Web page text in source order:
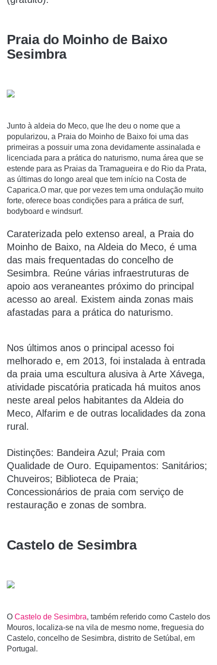
Praia do Moinho de Baixo
Sesimbra
Junto à aldeia do Meco, que lhe deu o nome que a
popularizou, a Praia do Moinho de Baixo foi uma das
primeiras a possuir uma zona devidamente assinalada e
licenciada para a prática do naturismo, numa área que se
estende para as Praias da Tramagueira e do Rio da Prata,
as últimas do longo areal que tem início na Costa de
Caparica.O mar, que por vezes tem uma ondulação muito
forte, oferece boas condições para a prática de surf,
bodyboard e windsurf.
Caraterizada pelo extenso areal, a Praia do
Moinho de Baixo, na Aldeia do Meco, é uma
das mais frequentadas do concelho de
Sesimbra. Reúne várias infraestruturas de
apoio aos veraneantes próximo do principal
acesso ao areal. Existem ainda zonas mais
afastadas para a prática do naturismo.
Nos últimos anos o principal acesso foi
melhorado e, em 2013, foi instalada à entrada
da praia uma escultura alusiva à Arte Xávega,
atividade piscatória praticada há muitos anos
neste areal pelos habitantes da Aldeia do
Meco, Alfarim e de outras localidades da zona
rural.
Distinções: Bandeira Azul; Praia com
Qualidade de Ouro. Equipamentos: Sanitários;
Chuveiros; Biblioteca de Praia;
Concessionários de praia com serviço de
restauração e zonas de sombra.
Castelo de Sesimbra
O Castelo de Sesimbra, também referido como Castelo dos
Mouros, localiza-se na vila de mesmo nome, freguesia do
Castelo, concelho de Sesimbra, distrito de Setúbal, em
Portugal.